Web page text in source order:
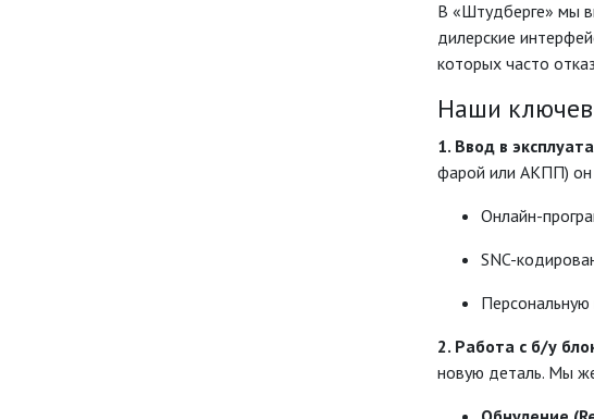
В «Штудберге» мы
дилерские
которых часто
Наши
1. Ввод в
фарой или АКПП) он
Онлайн-
SNC-
Персональную
2. Работа с б/у
новую деталь. Мы